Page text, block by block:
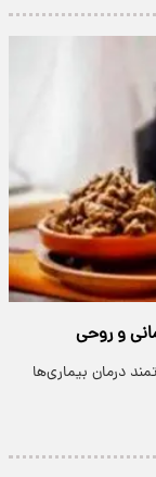
و روحی
درمان بیماری‌ها